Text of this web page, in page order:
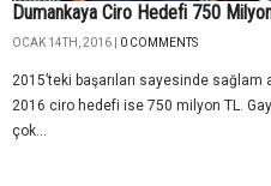
Dumankaya Ciro Hedefi 750
OCAK 14TH, 2016 | 0 COMMENTS
2015’teki başarıları sayesinde sağlam
2016 ciro hedefi ise 750 milyon TL.
çok...